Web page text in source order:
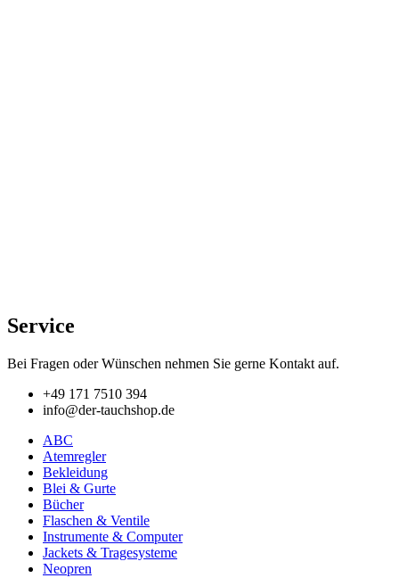
Service
Bei Fragen oder Wünschen nehmen Sie gerne Kontakt auf.
+49 171 7510 394
info@der-tauchshop.de
ABC
Atemregler
Bekleidung
Blei & Gurte
Bücher
Flaschen & Ventile
Instrumente & Computer
Jackets & Tragesysteme
Neopren